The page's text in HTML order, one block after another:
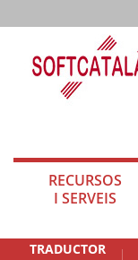
RECURSOS
I SERVEIS
TRADUCTOR